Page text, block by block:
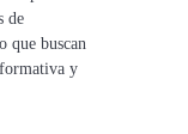
de
que buscan
y